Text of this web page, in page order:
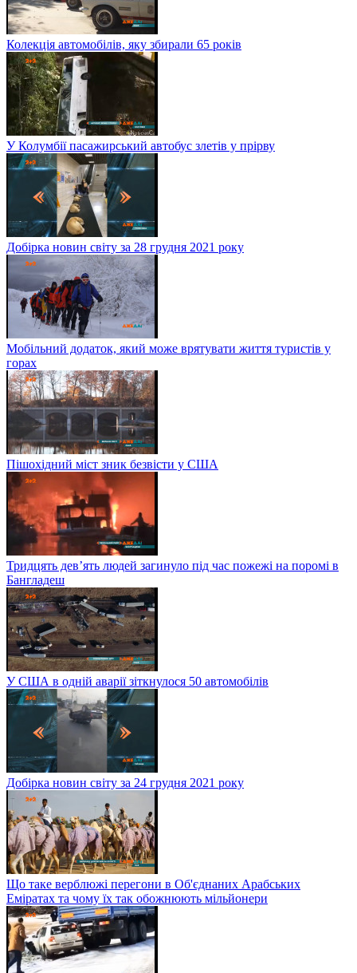
Колекція автомобілів, яку збирали 65 років
У Колумбії пасажирський автобус злетів у прірву
Добірка новин світу за 28 грудня 2021 року
Мобільний додаток, який може врятувати життя туристів у
горах
Пішохідний міст зник безвісти у США
Тридцять дев’ять людей загинуло під час пожежі на поромі в
Бангладеш
У США в одній аварії зіткнулося 50 автомобілів
Добірка новин світу за 24 грудня 2021 року
Що таке верблюжі перегони в Об'єднаних Арабських
Еміратах та чому їх так обожнюють мільйонери